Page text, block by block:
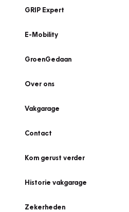
GRIP Expert
E-Mobility
GroenGedaan
Over ons
Vakgarage
Contact
Kom gerust verder
Historie vakgarage
Zekerheden